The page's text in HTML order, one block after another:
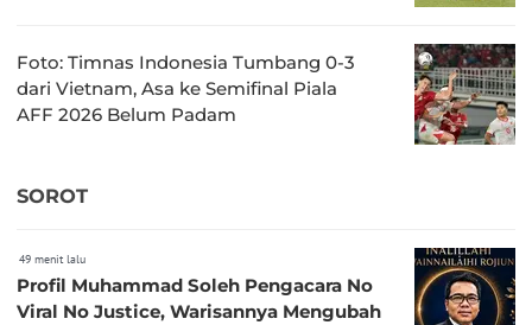
Foto: Timnas Indonesia Tumbang 0-3
dari Vietnam, Asa ke Semifinal Piala
AFF 2026 Belum Padam
SOROT
49 menit lalu
Profil Muhammad Soleh Pengacara No
Viral No Justice, Warisannya Mengubah